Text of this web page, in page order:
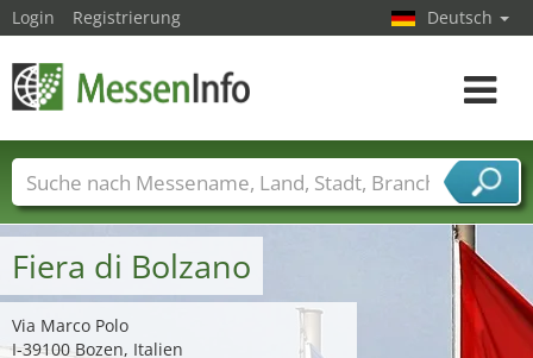
Fiera di Bolzano
Via Marco Polo
I-39100 Bozen, Italien
Login Registrierung Deutsch
Toggle
Messenamen Länder Städte
Branchen
Dienstleisterbranchen